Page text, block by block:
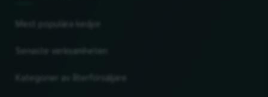
Senaste verksamheten
Kategorier av återförsäljare